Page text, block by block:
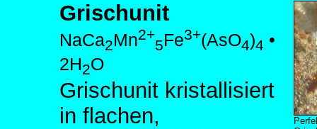
Grischunit
NaCa2Mn2+
5Fe3+(AsO4)4 •
2H2O
Grischunit kristallisiert
in flachen,